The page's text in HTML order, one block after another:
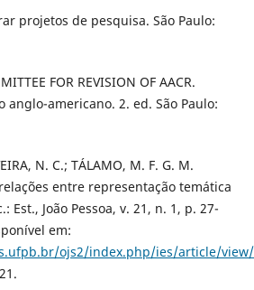
projetos de pesquisa. São Paulo:
FOR REVISION OF AACR.
anglo-americano. 2. ed. São Paulo:
N. C.; TÁLAMO, M. F. G. M.
entre representação temática
Est., João Pessoa, v. 21, n. 1, p. 27-
em:
ojs2/index.php/ies/article/view/